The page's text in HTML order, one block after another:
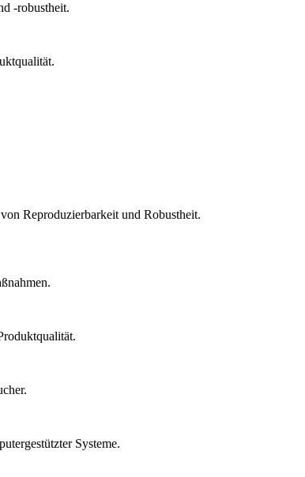
-robustheit.
Reproduzierbarkeit und Robustheit.
Systeme.